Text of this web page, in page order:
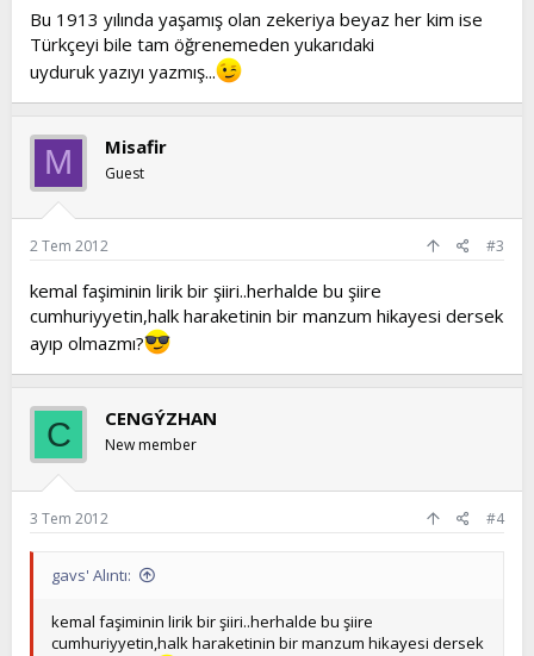
Ankara'nın taştır yolu
Her tarafı asker dolu
Artık yetiş Kemal Paşa
Kan ağlıyor Anadolu
Burda anlatılan şey darbe değil elbet. atatürkten bahsediliyor. bazı
dini kanunlara göre
bu şarkı caiz değildir ama o zamanlar atatürk ankaraya sonradan
gitti orayı işgal etti.
değildi. günah
değildr.
Ankara'da şanlı ordu
Her tarafa çadır kurdu
Zalim düşman kaçıyordu
Bu dörtlükte de dini kurallara aykırı bir sorun yoktur. Düşman
olabilirsiniz. Neden
Aydın yaylasında kışlar
Kolu nişanlı çavuşlar
Pek şanlıyız
Bu 1913 yılında yaşamış olan zekeriya beyaz her kim ise
Türkçeyi bile tam öğrenemeden yukarıdaki
uyduruk yazıyı yazmış...
M Misafir
Guest
2 Tem 2012 #3
kemal faşiminin lirik bir şiiri..herhalde bu şiire
cumhuriyyetin,halk haraketinin bir manzum hikayesi dersek
ayıp olmazmı?
C CENGÝZHAN
New member
3 Tem 2012 #4
gavs' Alıntı:
kemal faşiminin lirik bir şiiri..herhalde bu şiire
cumhuriyyetin,halk haraketinin bir manzum hikayesi dersek